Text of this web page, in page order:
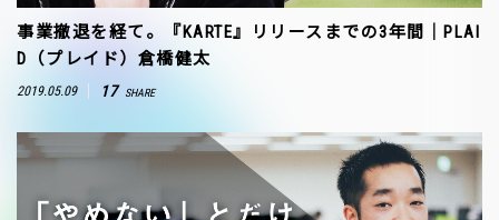
事業撤退を経て。『KARTE』リリースまでの3年間｜PLAI
D（プレイド）倉橋健太
2019.05.09 17 SHARE